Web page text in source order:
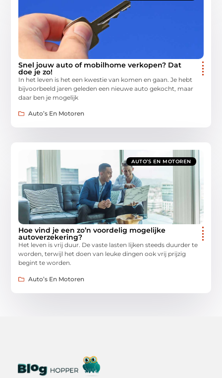
Snel jouw auto of mobilhome verkopen? Dat
doe je zo!
In het leven is het een kwestie van komen en gaan. Je hebt
bijvoorbeeld jaren geleden een nieuwe auto gekocht, maar
daar ben je mogelijk
Auto’s En Motoren
AUTO’S EN MOTOREN
Hoe vind je een zo’n voordelig mogelijke
autoverzekering?
Het leven is vrij duur. De vaste lasten lijken steeds duurder te
worden, terwijl het doen van leuke dingen ook vrij prijzig
begint te worden.
Auto’s En Motoren